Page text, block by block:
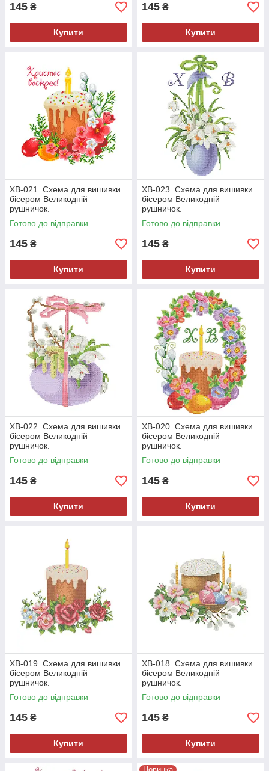
145 ₴
Купити
145 ₴
Купити
ХВ-021. Схема для вишивки
бісером Великодній
рушничок.
Готово до відправки
145 ₴
Купити
ХВ-023. Схема для вишивки
бісером Великодній
рушничок.
Готово до відправки
145 ₴
Купити
ХВ-022. Схема для вишивки
бісером Великодній
рушничок.
Готово до відправки
145 ₴
Купити
ХВ-020. Схема для вишивки
бісером Великодній
рушничок.
Готово до відправки
145 ₴
Купити
ХВ-019. Схема для вишивки
бісером Великодній
рушничок.
Готово до відправки
145 ₴
Купити
ХВ-018. Схема для вишивки
бісером Великодній
рушничок.
Готово до відправки
145 ₴
Купити